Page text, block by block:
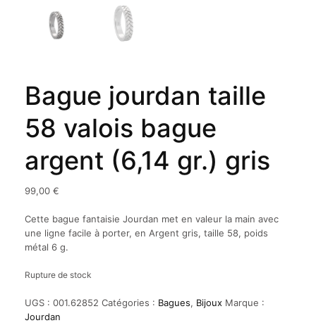
Bague jourdan taille
58 valois bague
argent (6,14 gr.) gris
99,00 €
Cette bague fantaisie Jourdan met en valeur la main avec
une ligne facile à porter, en Argent gris, taille 58, poids
métal 6 g.
Rupture de stock
UGS : 001.62852 Catégories : Bagues, Bijoux Marque :
Jourdan